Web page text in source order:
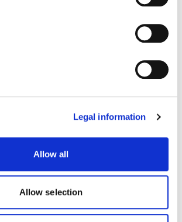
Legal information
Allow all
Allow selection
- Université